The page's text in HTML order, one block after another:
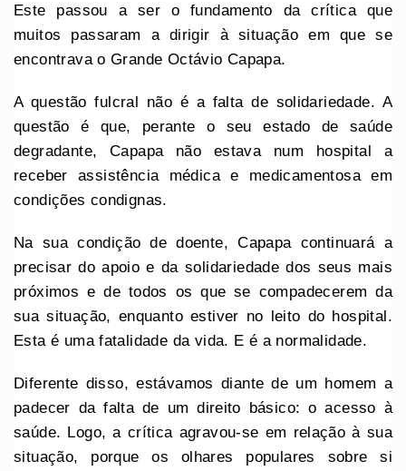
Este passou a ser o fundamento da crítica que
muitos passaram a dirigir à situação em que se
encontrava o Grande Octávio Capapa.
A questão fulcral não é a falta de solidariedade. A
questão é que, perante o seu estado de saúde
degradante, Capapa não estava num hospital a
receber assistência médica e medicamentosa em
condições condignas.
Na sua condição de doente, Capapa continuará a
precisar do apoio e da solidariedade dos seus mais
próximos e de todos os que se compadecerem da
sua situação, enquanto estiver no leito do hospital.
Esta é uma fatalidade da vida. E é a normalidade.
Diferente disso, estávamos diante de um homem a
padecer da falta de um direito básico: o acesso à
saúde. Logo, a crítica agravou-se em relação à sua
situação, porque os olhares populares sobre si